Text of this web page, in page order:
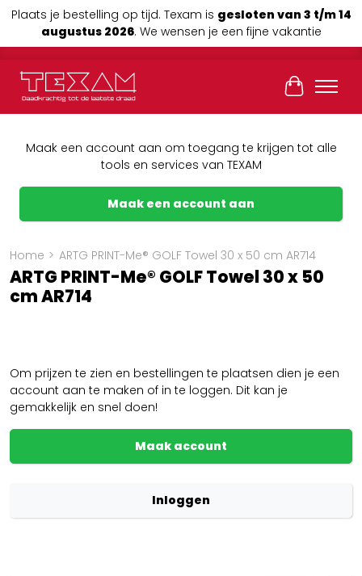
Plaats je bestelling op tijd. Texam is gesloten van 3 t/m 14
augustus 2026. We wensen je een fijne vakantie
Maak een account aan om toegang te krijgen tot alle
tools en services van TEXAM
Maak een account aan
Home > ARTG PRINT-Me® GOLF Towel 30 x 50 cm AR714
ARTG PRINT-Me® GOLF Towel 30 x 50
cm AR714
Om prijzen te zien en bestellingen te plaatsen dien je een
account aan te maken of in te loggen. Dit kan je
gemakkelijk en snel doen!
Maak account
Inloggen